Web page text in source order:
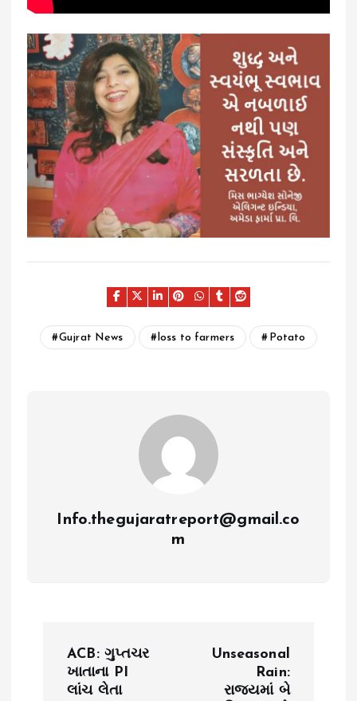
Gujrat News loss to farmers Potato
Info.thegujaratreport@gmail.co
m
ACB: ગુપ્તચર
ખાતાના PI
લાંચ લેતા
Unseasonal
Rain:
રાજ્યમાં બે